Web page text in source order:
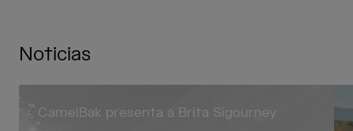
Noticias
CamelBak presenta a Brita Sigourney